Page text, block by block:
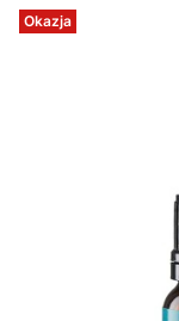
Okazja